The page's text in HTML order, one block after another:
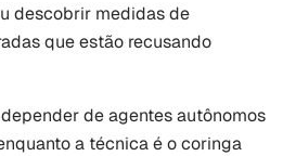
descobrir medidas de
que estão recusando
de agentes autônomos
a técnica é o coringa